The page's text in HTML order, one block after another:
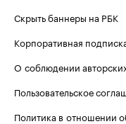
Скрыть баннеры на РБК
Корпоративная
О соблюдении
Пользовательское
Политика в отношении